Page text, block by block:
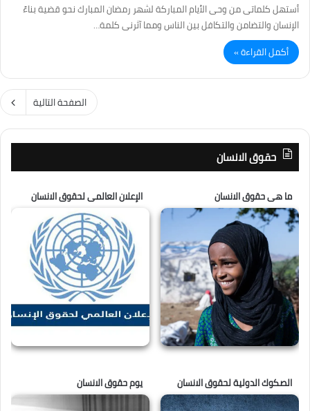
أستهل كلماتى من وحى الأيام المباركة لشهر رمضان المبارك نحو قضية بناءً
الإنسان والتضامن والتكافل بين الناس ومما آثرنى كلمة…
أكمل القراءة »
الصفحة التالية
حقوق الانسان
ما هى حقوق الانسان الإعلان العالمى لحقوق الانسان
الصكوك الدولية لحقوق الانسان يوم حقوق الانسان